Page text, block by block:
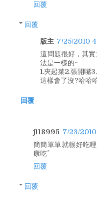
回覆
回覆
版主 7/25/2010
這問題很好，其
法是一樣的~
1.夾起菜2.張開嘴
這樣會了沒?哈哈
回覆
j118995 7/23/
簡簡單單就很好吃
康吃^^
回覆
回覆